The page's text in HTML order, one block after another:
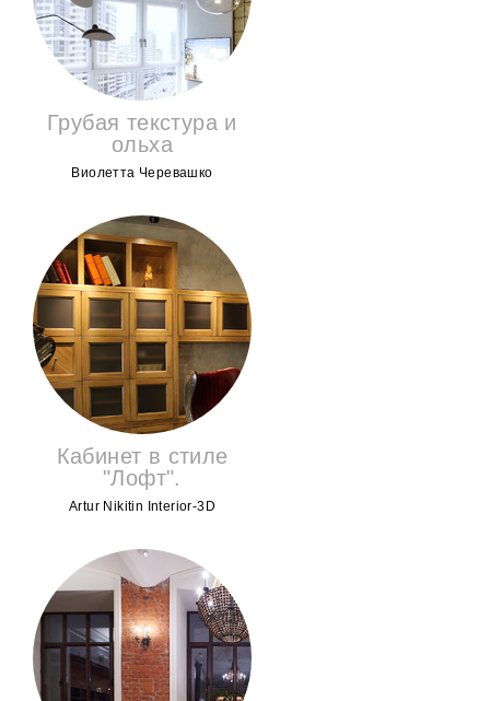
Грубая текстура и
ольха
Виолетта Черевашко
Кабинет в стиле
"Лофт".
Artur Nikitin Interior-3D